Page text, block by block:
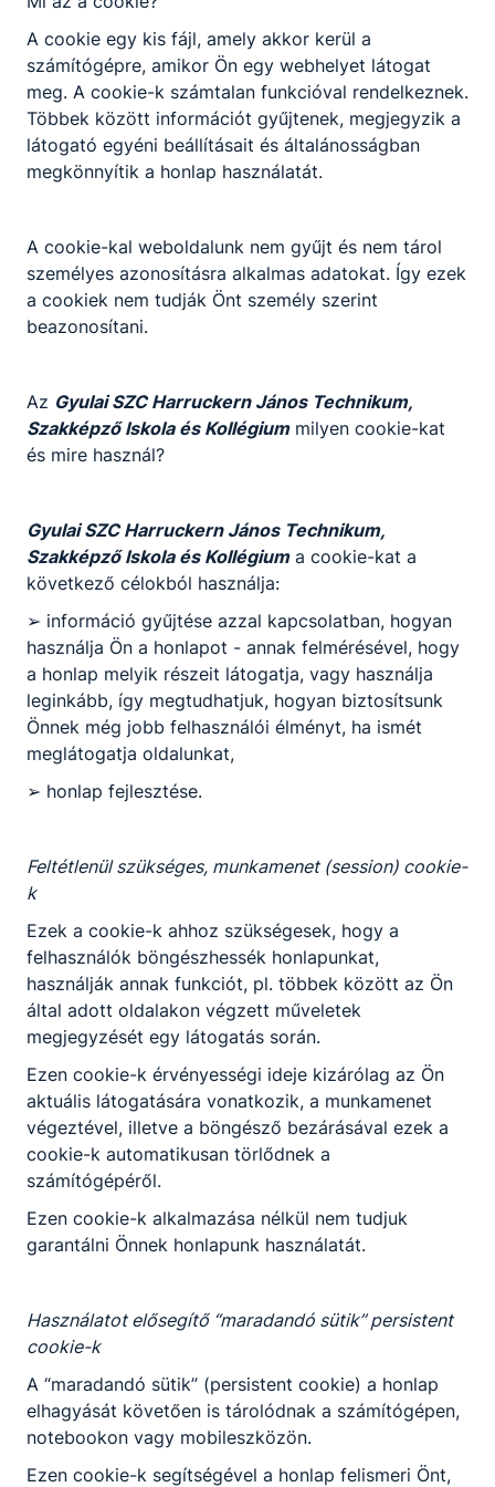
eljárásrendje
Letöltés
A nevelesi-okt.int. bizt. gyermeketk. es teritesi
dijakrol
Letöltés
Adatkezelési tájékoztató a képzésben részt
vevő személyek részére
szerződéses jogviszonyban álló személyek
részére
Panaszokkal közérdekű bejelentésekkel
visszaélésekkel kapcsolatos eljárásról szóló
szabályzat
Letöltés
Iratkezelési szabályzat - hitelesítési záradékkal
Letöltés
ELJÁRÁSREND tanulók bántalmazási eseteinek
kivizsgálására és kezelésére
Letöltés
Gyulai_Szakképzési_Centrum_SZMSZ_
Letöltés
Tevékenységre, működésre vonatkozó adatok
Térítési Díjszabályzat 2025
Letöltés
Gazdálkodási adatok
A cookie egy kis fájl, amely akkor kerül a
számítógépre, amikor Ön egy webhelyet látogat
meg. A cookie-k számtalan funkcióval rendelkeznek.
Többek között információt gyűjtenek, megjegyzik a
látogató egyéni beállításait és általánosságban
megkönnyítik a honlap használatát.
A cookie-kal weboldalunk nem gyűjt és nem tárol
személyes azonosításra alkalmas adatokat. Így ezek
a cookiek nem tudják Önt személy szerint
beazonosítani.
Az Gyulai SZC Harruckern János Technikum,
Szakképző Iskola és Kollégiummilyen cookie-kat
és mire használ?
Gyulai SZC Harruckern János Technikum,
Szakképző Iskola és Kollégiuma cookie-kat a
következő célokból használja:
➢ információ gyűjtése azzal kapcsolatban, hogyan
használja Ön a honlapot - annak felmérésével, hogy
a honlap melyik részeit látogatja, vagy használja
leginkább, így megtudhatjuk, hogyan biztosítsunk
Önnek még jobb felhasználói élményt, ha ismét
meglátogatja oldalunkat,
➢ honlap fejlesztése.
Feltétlenül szükséges, munkamenet (session) cookie-
k
Ezek a cookie-k ahhoz szükségesek, hogy a
felhasználók böngészhessék honlapunkat,
használják annak funkciót, pl. többek között az Ön
által adott oldalakon végzett műveletek
megjegyzését egy látogatás során.
Ezen cookie-k érvényességi ideje kizárólag az Ön
aktuális látogatására vonatkozik, a munkamenet
végeztével, illetve a böngésző bezárásával ezek a
cookie-k automatikusan törlődnek a
számítógépéről.
Ezen cookie-k alkalmazása nélkül nem tudjuk
garantálni Önnek honlapunk használatát.
Használatot elősegítő “maradandó sütik” persistent
cookie-k
A “maradandó sütik” (persistent cookie) a honlap
elhagyását követően is tárolódnak a számítógépen,
notebookon vagy mobileszközön.
Ezen cookie-k segítségével a honlap felismeri Önt,